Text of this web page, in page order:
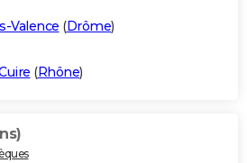
Valence (Drôme)
(Rhône)